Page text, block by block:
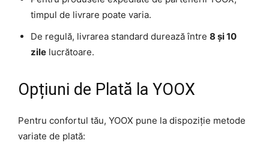
timpul de livrare poate varia.
De regulă, livrarea standard durează între 8 și 10
zile lucrătoare.
Opțiuni de Plată la YOOX
Pentru confortul tău, YOOX pune la dispoziție metode
variate de plată: